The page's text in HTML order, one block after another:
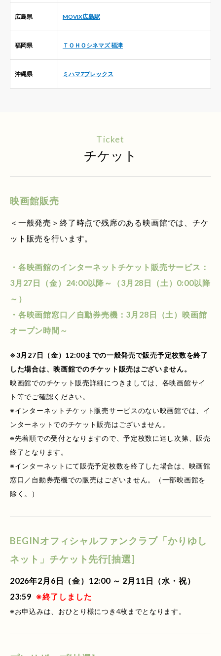
広島県 MOVIX広島駅
福岡県 ＴＯＨＯシネマズ 福津
沖縄県 ミハマ7プレックス
Ticket
チケット
映画館販売
＜一般発売＞終了時点で残席のある映画館では、チケ
ット販売を行います。
・各映画館のインターネットチケット販売サービス：
3月27日（金）24:00以降～（3月28日（土）0:00以降
～）
・各映画館窓口／自動券売機：3月28日（土）映画館
オープン時間～
※3月27日（金）12:00までの一般発売で販売予定枚数を終了
した場合は、映画館でのチケット販売はございません。
映画館でのチケット販売詳細につきましては、各映画館サイ
ト等でご確認ください。
※インターネットチケット販売サービスのない映画館では、イ
ンターネットでのチケット販売はございません。
※先着順での受付となりますので、予定枚数に達し次第、販売
終了となります。
※インターネットにて販売予定枚数を終了した場合は、映画館
窓口／自動券売機での販売はございません。（一部映画館を
除く。）
BEGINオフィシャルファンクラブ「かりゆし
ネット」チケット先行[抽選]
2026年2月6日（金）12:00 ～ 2月11日（水・祝）
23:59 ※終了しました
※お申込みは、おひとり様につき4枚までとなります。